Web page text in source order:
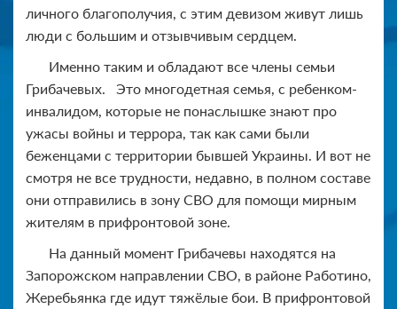
личного благополучия, с этим девизом живут лишь
люди с большим и отзывчивым сердцем.
Именно таким и обладают все члены семьи
Грибачевых. Это многодетная семья, с ребенком-
инвалидом, которые не понаслышке знают про
ужасы войны и террора, так как сами были
беженцами с территории бывшей Украины. И вот не
смотря не все трудности, недавно, в полном составе
они отправились в зону СВО для помощи мирным
жителям в прифронтовой зоне.
На данный момент Грибачевы находятся на
Запорожском направлении СВО, в районе Работино,
Жеребьянка где идут тяжёлые бои. В прифронтовой